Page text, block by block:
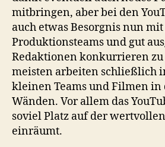
mitbringen, aber bei den
auch etwas Besorgnis nun
Produktionsteams und gut
Redaktionen konkurrieren zu
meisten arbeiten schließlich
kleinen Teams und Filmen in
Wänden. Vor allem das
soviel Platz auf der
einräumt.